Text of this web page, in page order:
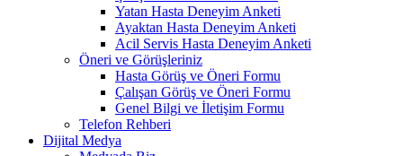
Yatan Hasta Deneyim Anketi
Ayaktan Hasta Deneyim Anketi
Acil Servis Hasta Deneyim Anketi
Öneri ve Görüşleriniz
Hasta Görüş ve Öneri Formu
Çalışan Görüş ve Öneri Formu
Genel Bilgi ve İletişim Formu
Telefon Rehberi
Dijital Medya